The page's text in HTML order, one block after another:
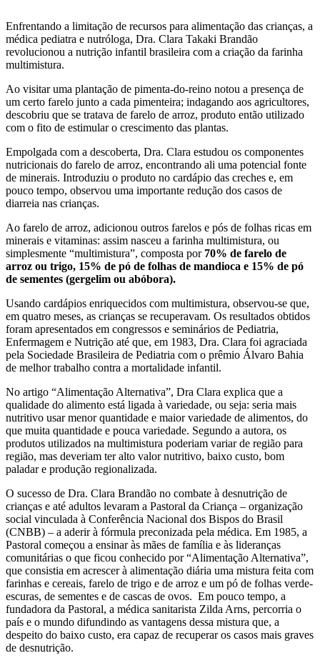
Enfrentando a limitação de recursos para alimentação das crianças, a
médica pediatra e nutróloga, Dra. Clara Takaki Brandão
revolucionou a nutrição infantil brasileira com a criação da farinha
multimistura.
Ao visitar uma plantação de pimenta-do-reino notou a presença de
um certo farelo junto a cada pimenteira; indagando aos agricultores,
descobriu que se tratava de farelo de arroz, produto então utilizado
com o fito de estimular o crescimento das plantas.
Empolgada com a descoberta, Dra. Clara estudou os componentes
nutricionais do farelo de arroz, encontrando ali uma potencial fonte
de minerais. Introduziu o produto no cardápio das creches e, em
pouco tempo, observou uma importante redução dos casos de
diarreia nas crianças.
Ao farelo de arroz, adicionou outros farelos e pós de folhas ricas em
minerais e vitaminas: assim nasceu a farinha multimistura, ou
simplesmente “multimistura”, composta por 70% de farelo de
arroz ou trigo, 15% de pó de folhas de mandioca e 15% de pó
de sementes (gergelim ou abóbora).
Usando cardápios enriquecidos com multimistura, observou-se que,
em quatro meses, as crianças se recuperavam. Os resultados obtidos
foram apresentados em congressos e seminários de Pediatria,
Enfermagem e Nutrição até que, em 1983, Dra. Clara foi agraciada
pela Sociedade Brasileira de Pediatria com o prêmio Álvaro Bahia
de melhor trabalho contra a mortalidade infantil.
No artigo “Alimentação Alternativa”, Dra Clara explica que a
qualidade do alimento está ligada à variedade, ou seja: seria mais
nutritivo usar menor quantidade e maior variedade de alimentos, do
que muita quantidade e pouca variedade. Segundo a autora, os
produtos utilizados na multimistura poderiam variar de região para
região, mas deveriam ter alto valor nutritivo, baixo custo, bom
paladar e produção regionalizada.
O sucesso de Dra. Clara Brandão no combate à desnutrição de
crianças e até adultos levaram a Pastoral da Criança – organização
social vinculada à Conferência Nacional dos Bispos do Brasil
(CNBB) – a aderir à fórmula preconizada pela médica. Em 1985, a
Pastoral começou a ensinar às mães de família e às lideranças
comunitárias o que ficou conhecido por “Alimentação Alternativa”,
que consistia em acrescer à alimentação diária uma mistura feita com
farinhas e cereais, farelo de trigo e de arroz e um pó de folhas verde-
escuras, de sementes e de cascas de ovos. Em pouco tempo, a
fundadora da Pastoral, a médica sanitarista Zilda Arns, percorria o
país e o mundo difundindo as vantagens dessa mistura que, a
despeito do baixo custo, era capaz de recuperar os casos mais graves
de desnutrição.